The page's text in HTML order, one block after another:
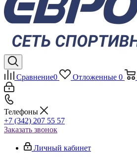
Сравнение0 Отложенные 0
Телефоны
+7 (342) 207 55 57
Заказать звонок
Личный кабинет